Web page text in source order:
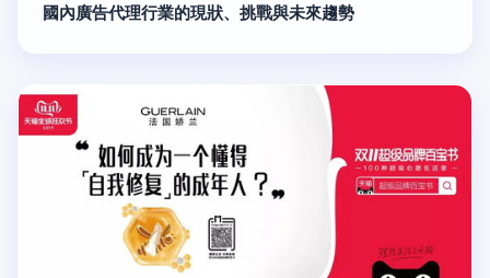
國內廣告代理行業的現狀、挑戰與未來趨勢